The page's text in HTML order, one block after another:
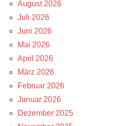
August 2026
Juli 2026
Juni 2026
Mai 2026
April 2026
März 2026
Februar 2026
Januar 2026
Dezember 2025